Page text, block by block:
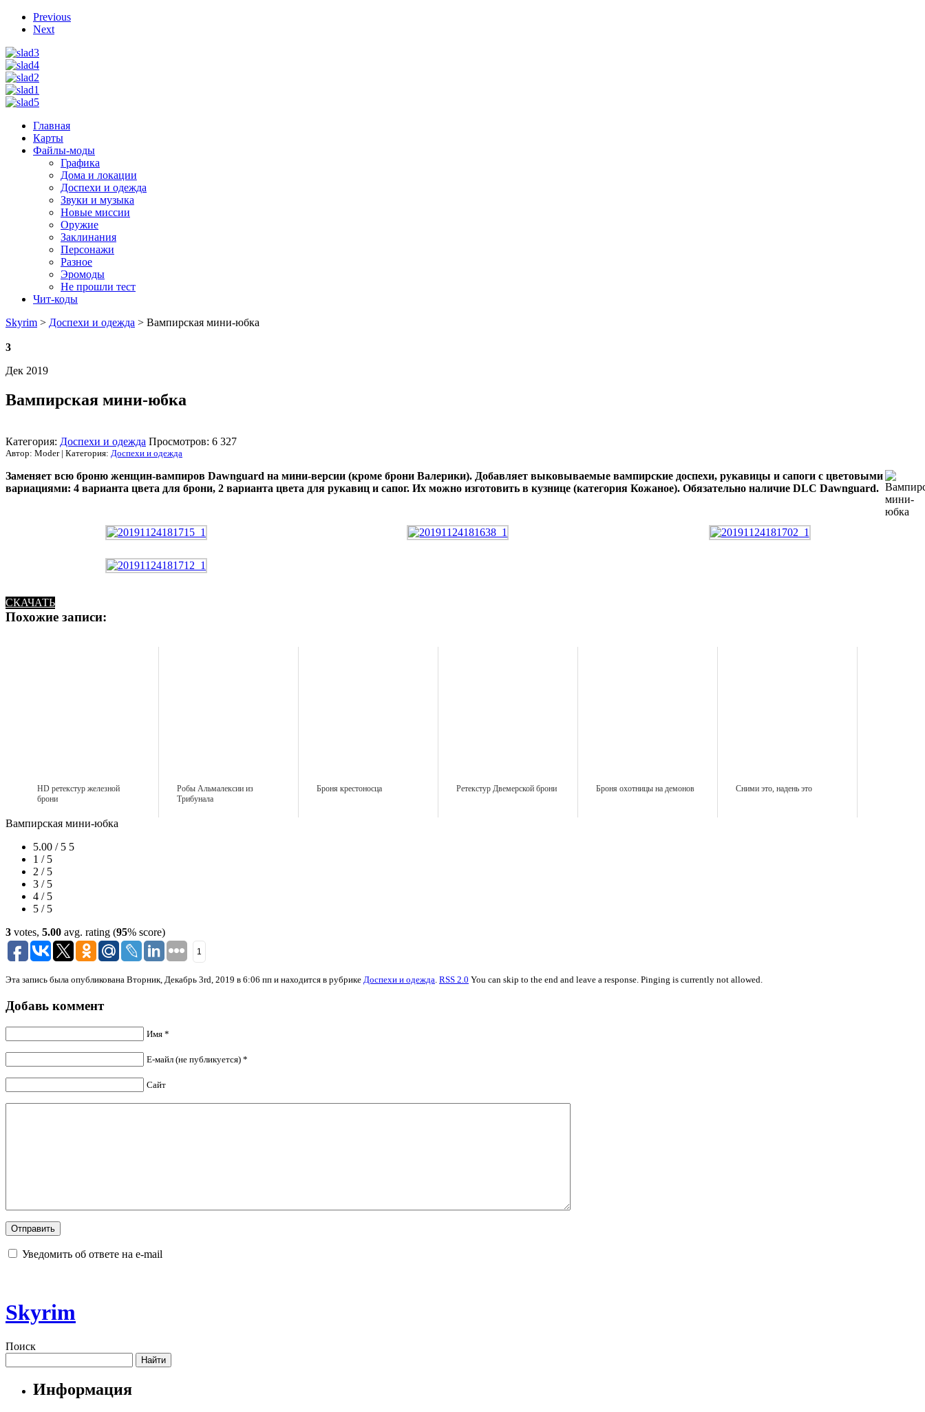
Previous
Next
Главная
Карты
Файлы-моды
Графика
Дома и локации
Доспехи и одежда
Звуки и музыка
Новые миссии
Оружие
Заклинания
Персонажи
Разное
Эромоды
Не прошли тест
Чит-коды
Skyrim > Доспехи и одежда > Вампирская мини-юбка
3
Дек 2019
Вампирская мини-юбка
Категория: Доспехи и одежда Просмотров: 6 327
Автор: Moder | Категория: Доспехи и одежда
Заменяет всю броню женщин-вампиров Dawnguard на мини-версии (кроме брони Валерики). Добавляет выковываемые вампирские доспехи, рукавицы и сапоги с цветовыми
вариациями: 4 варианта цвета для брони, 2 варианта цвета для рукавиц и сапог. Их можно изготовить в кузнице (категория Кожаное). Обязательно наличие DLC Dawnguard.
СКАЧАТЬ
Похожие записи:
HD ретекстур железной
брони
Робы Альмалексии из
Трибунала
Броня крестоносца Ретекстур Двемерской брони Броня охотницы на демонов Сними это, надень это
Вампирская мини-юбка
5.00 / 5 5
1 / 5
2 / 5
3 / 5
4 / 5
5 / 5
3 votes, 5.00 avg. rating (95% score)
1
Эта запись была опубликована Вторник, Декабрь 3rd, 2019 в 6:06 пп и находится в рубрике Доспехи и одежда. RSS 2.0 You can skip to the end and leave a response. Pinging is currently not allowed.
Добавь коммент
Имя *
Е-майл (не публикуется) *
Сайт
Уведомить об ответе на e-mail
Skyrim
Поиск
Информация